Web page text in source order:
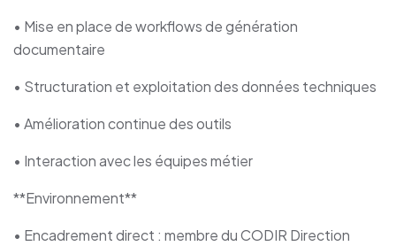
• Mise en place de workflows de génération
documentaire
• Structuration et exploitation des données techniques
• Amélioration continue des outils
• Interaction avec les équipes métier
**Environnement**
• Encadrement direct : membre du CODIR Direction